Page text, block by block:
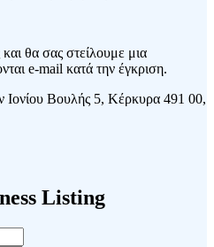
θα σας στείλουμε μια
e-mail κατά την έγκριση.
Ιονίου Βουλής 5, Κέρκυρα 491 00,
Listing